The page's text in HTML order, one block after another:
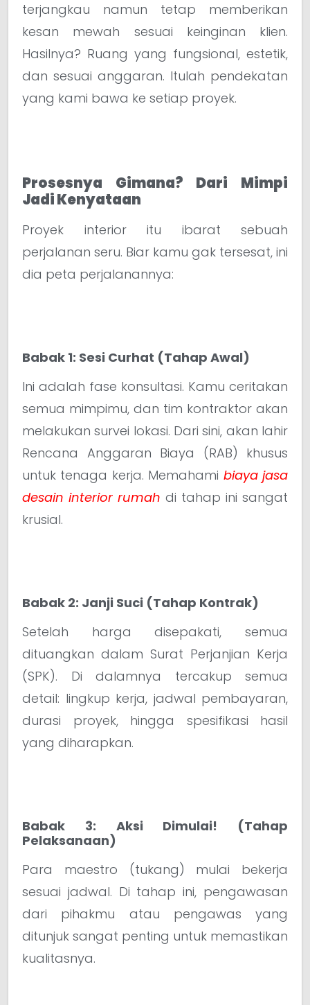
terjangkau namun tetap memberikan
kesan mewah sesuai keinginan klien.
Hasilnya? Ruang yang fungsional, estetik,
dan sesuai anggaran. Itulah pendekatan
yang kami bawa ke setiap proyek.
Prosesnya Gimana? Dari Mimpi
Jadi Kenyataan
Proyek interior itu ibarat sebuah
perjalanan seru. Biar kamu gak tersesat, ini
dia peta perjalanannya:
Babak 1: Sesi Curhat (Tahap Awal)
Ini adalah fase konsultasi. Kamu ceritakan
semua mimpimu, dan tim kontraktor akan
melakukan survei lokasi. Dari sini, akan lahir
Rencana Anggaran Biaya (RAB) khusus
untuk tenaga kerja. Memahami biaya jasa
desain interior rumah di tahap ini sangat
krusial.
Babak 2: Janji Suci (Tahap Kontrak)
Setelah harga disepakati, semua
dituangkan dalam Surat Perjanjian Kerja
(SPK). Di dalamnya tercakup semua
detail: lingkup kerja, jadwal pembayaran,
durasi proyek, hingga spesifikasi hasil
yang diharapkan.
Babak 3: Aksi Dimulai! (Tahap
Pelaksanaan)
Para maestro (tukang) mulai bekerja
sesuai jadwal. Di tahap ini, pengawasan
dari pihakmu atau pengawas yang
ditunjuk sangat penting untuk memastikan
kualitasnya.